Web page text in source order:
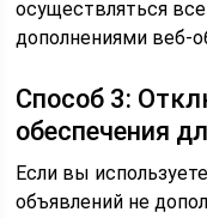
осуществляться
дополнениями веб-
Способ 3:
обеспечения
Если вы
объявлений не